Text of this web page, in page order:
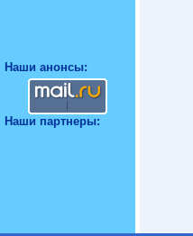
Наши анонсы:
Наши партнеры: